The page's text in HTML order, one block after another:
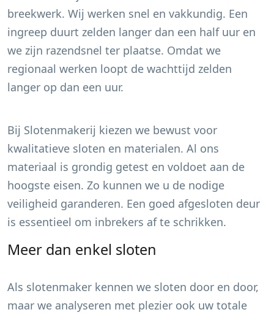
breekwerk. Wij werken snel en vakkundig. Een
ingreep duurt zelden langer dan een half uur en
we zijn razendsnel ter plaatse. Omdat we
regionaal werken loopt de wachttijd zelden
langer op dan een uur.
Bij Slotenmakerij kiezen we bewust voor
kwalitatieve sloten en materialen. Al ons
materiaal is grondig getest en voldoet aan de
hoogste eisen. Zo kunnen we u de nodige
veiligheid garanderen. Een goed afgesloten deur
is essentieel om inbrekers af te schrikken.
Meer dan enkel sloten
Als slotenmaker kennen we sloten door en door,
maar we analyseren met plezier ook uw totale